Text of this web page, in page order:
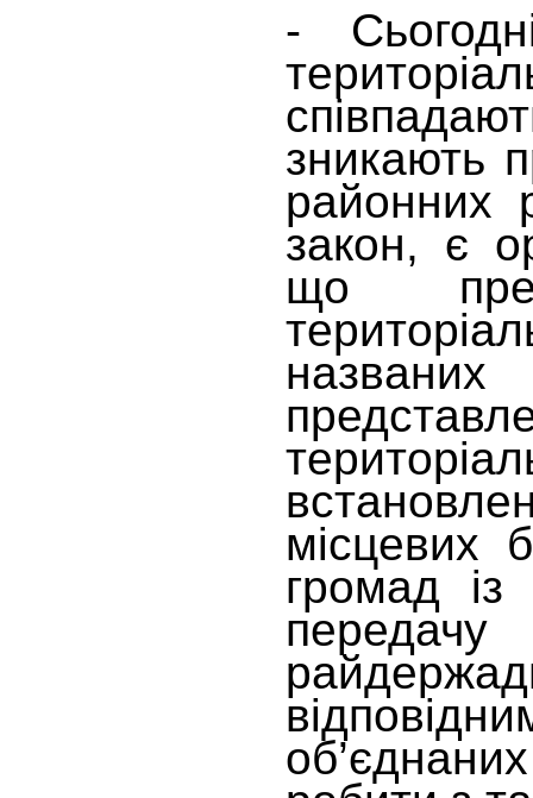
-
зникають
районних
закон, є
що
місцевих
громад